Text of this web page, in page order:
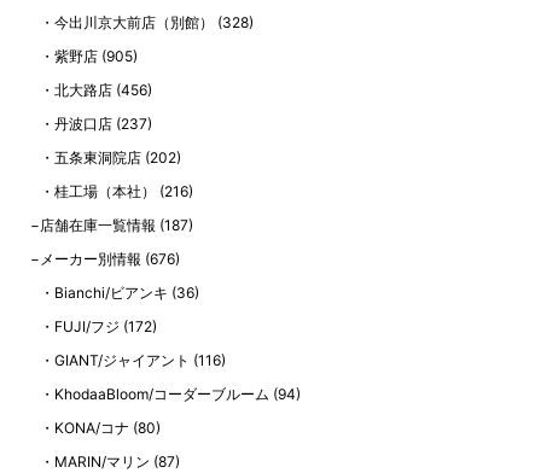
今出川京大前店（別館）
(328)
紫野店 (905)
北大路店 (456)
丹波口店 (237)
五条東洞院店 (202)
桂工場（本社）
(216)
店舗在庫一覧情報 (187)
メーカー別情報 (676)
Bianchi/ビアンキ (36)
FUJI/フジ (172)
GIANT/ジャイアント (116)
KhodaaBloom/コーダーブルーム (94)
KONA/コナ (80)
MARIN/マリン (87)